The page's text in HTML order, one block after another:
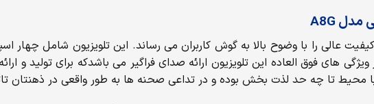
محیط تا چه حد لذت بخش بوده و در تداعی صحنه ها به طور واقعی در ذهنتان